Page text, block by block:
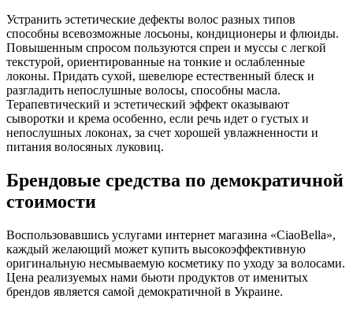
Устранить эстетические дефекты волос разных типов
способны всевозможные лосьоны, кондиционеры и флюиды.
Повышенным спросом пользуются спреи и муссы с легкой
текстурой, ориентированные на тонкие и ослабленные
локоны. Придать сухой, шевелюре естественный блеск и
разгладить непослушные волосы, способны масла.
Терапевтический и эстетический эффект оказывают
сыворотки и крема особенно, если речь идет о густых и
непослушных локонах, за счет хорошей увлажненности и
питания волосяных луковиц.
Брендовые средства по демократичной
стоимости
Воспользовавшись услугами интернет магазина «CiaoBella»,
каждый желающий может купить высокоэффективную
оригинальную несмываемую косметику по уходу за волосами.
Цена реализуемых нами бьюти продуктов от именитых
брендов является самой демократичной в Украине.